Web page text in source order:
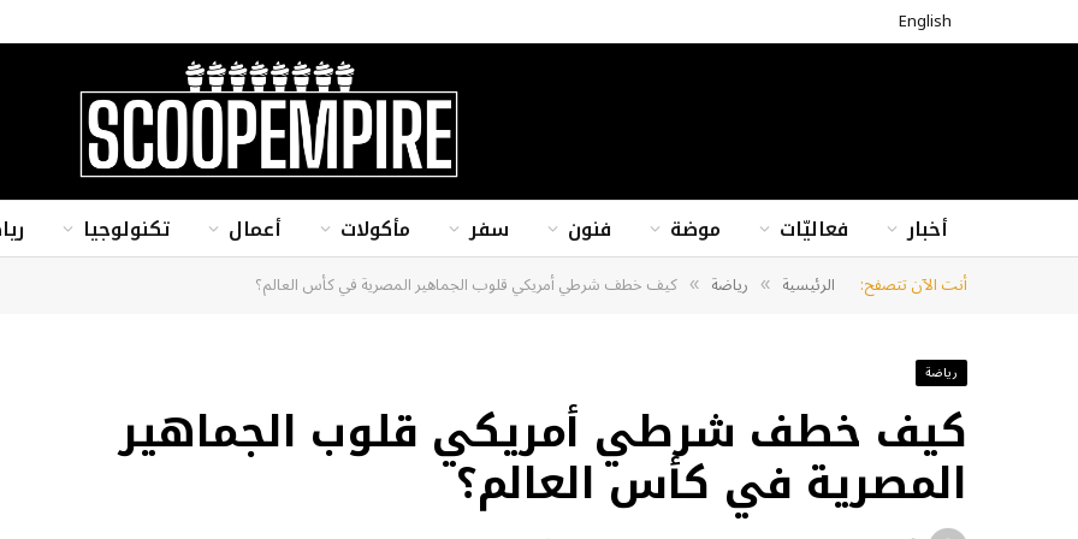
English
أخبار فعاليّات موضة فنون سفر مأكولات أعمال تكنولوجيا
أنت الآن تتصفح: الرئيسية » رياضة » كيف خطف شرطي أمريكي قلوب الجماهير المصرية في كأس العالم؟
رياضة
كيف خطف شرطي أمريكي قلوب الجماهير
المصرية في كأس العالم؟